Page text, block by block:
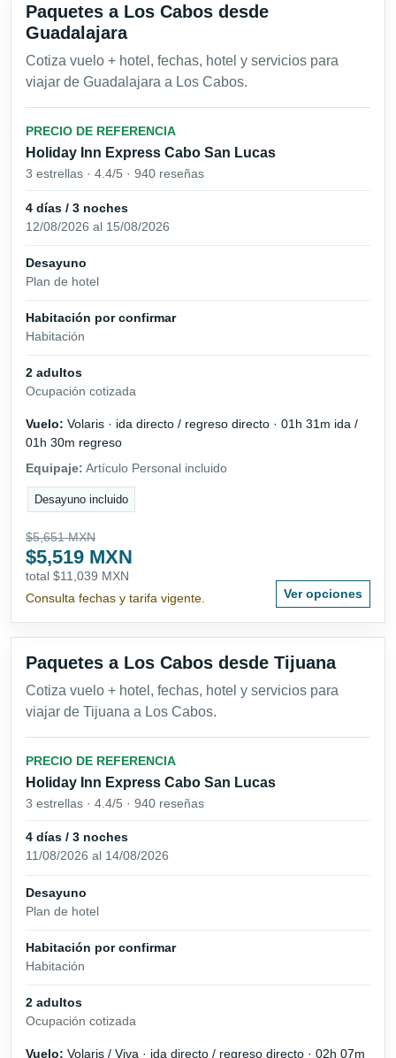
Paquetes a Los Cabos desde
Guadalajara
Cotiza vuelo + hotel, fechas, hotel y servicios para
viajar de Guadalajara a Los Cabos.
PRECIO DE REFERENCIA
Holiday Inn Express Cabo San Lucas
3 estrellas · 4.4/5 · 940 reseñas
4 días / 3 noches
12/08/2026 al 15/08/2026
Desayuno
Plan de hotel
Habitación por confirmar
Habitación
2 adultos
Ocupación cotizada
Vuelo: Volaris · ida directo / regreso directo · 01h 31m ida /
01h 30m regreso
Equipaje: Artículo Personal incluido
Desayuno incluido
$5,651 MXN
$5,519 MXN
total $11,039 MXN
Consulta fechas y tarifa vigente.
Ver opciones
Paquetes a Los Cabos desde Tijuana
Cotiza vuelo + hotel, fechas, hotel y servicios para
viajar de Tijuana a Los Cabos.
PRECIO DE REFERENCIA
Holiday Inn Express Cabo San Lucas
3 estrellas · 4.4/5 · 940 reseñas
4 días / 3 noches
11/08/2026 al 14/08/2026
Desayuno
Plan de hotel
Habitación por confirmar
Habitación
2 adultos
Ocupación cotizada
Vuelo: Volaris / Viva · ida directo / regreso directo · 02h 07m